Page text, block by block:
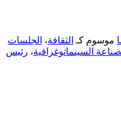
موسوم كـ الثقافة، الجلسات
السينماتوغرافية، رئيس